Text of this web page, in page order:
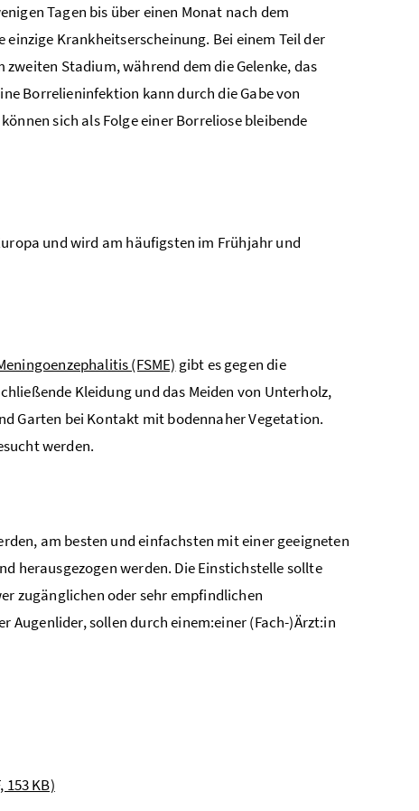
Tagen bis über einen Monat nach dem
Krankheitserscheinung. Bei einem Teil der
Stadium, während dem die Gelenke, das
Borrelieninfektion kann durch die Gabe von
sich als Folge einer Borreliose bleibende
und wird am häufigsten im Frühjahr und
(FSME) gibt es gegen die
Kleidung und das Meiden von Unterholz,
Garten bei Kontakt mit bodennaher Vegetation.
werden.
am besten und einfachsten mit einer geeigneten
herausgezogen werden. Die Einstichstelle sollte
zugänglichen oder sehr empfindlichen
Augenlider, sollen durch einem:einer (Fach-)Ärzt:in
153 KB)